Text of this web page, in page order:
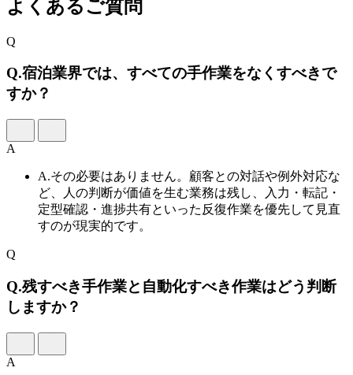
よくあるご質問
Q
Q.宿泊業界では、すべての手作業をなくすべきで
すか？
A
A.その必要はありません。顧客との対話や例外対応な
ど、人の判断が価値を生む業務は残し、入力・転記・
定型確認・進捗共有といった反復作業を優先して見直
すのが現実的です。
Q
Q.残すべき手作業と自動化すべき作業はどう判断
しますか？
A